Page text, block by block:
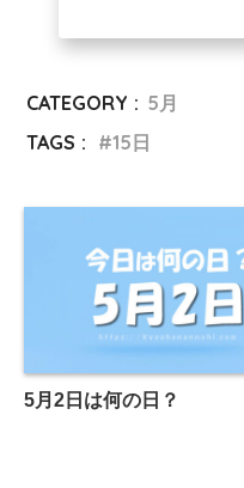
CATEGORY : 5月
TAGS :
15日
5月2日は何の日？